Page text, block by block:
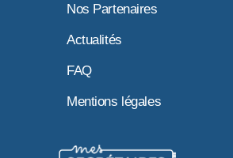
Nos Partenaires
Actualités
FAQ
Mentions légales